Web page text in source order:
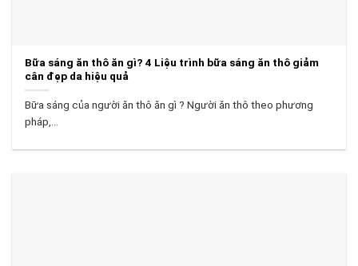
Bữa sáng ăn thô ăn gì? 4 Liệu trình bữa sáng ăn thô giảm
cân đẹp da hiệu quả
Bữa sáng của người ăn thô ăn gì ? Người ăn thô theo phương
pháp,...